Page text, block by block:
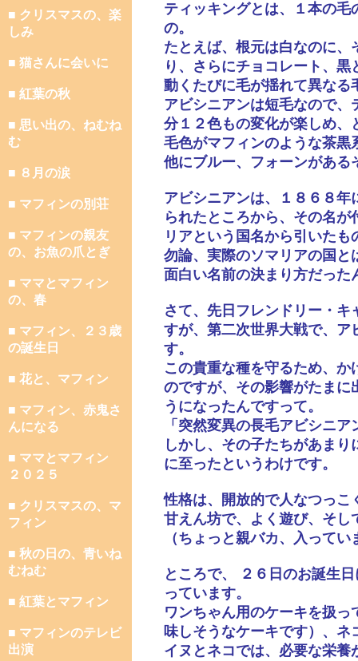
■ クリスマスの、楽
しみ
■ 猫さんに会いに
■ 紅葉の秋
■ 思い出の、ねむね
む
■ ８月の涙
■ マフィンの別荘
■ マフィンの親友
の、お魚の爪とぎ
■ ママとマフィン
の、春
■ マフィン、２３歳
の誕生日
■ 花と、マフィン
■ マフィン、赤鬼さ
んになる
■ ママとマフィン
２０２５
■ クリスマスの、マ
フィン
■ 秋の日の、青いね
むねむ
■ 紅葉とマフィン
■ マフィンのテレビ
出演
ティッキングとは、１本の
の。
たとえば、根元は白なのに
り、さらにチョコレート、
動くたびに毛が揺れて異なる
アビシニアンは短毛なので
分１２色もの変化が楽しめ、
毛色がマフィンのような茶黒
他にブルー、フォーンがある
アビシニアンは、１８６８
られたところから、その名
リアという国名から引いたも
勿論、実際のソマリアの国と
面白い名前の決まり方だった
さて、先日フレンドリー・
すが、第二次世界大戦で、ア
す。
この貴重な種を守るため、
のですが、その影響がたまに
うになったんですって。
「突然変異の長毛アビシニ
しかし、その子たちがあま
に至ったというわけです。
性格は、開放的で人なつっこ
甘えん坊で、よく遊び、そし
（ちょっと親バカ、入ってい
ところで、 ２６日のお誕生
っています。
ワンちゃん用のケーキを扱
味しそうなケーキです）、ネ
イヌとネコでは、必要な栄